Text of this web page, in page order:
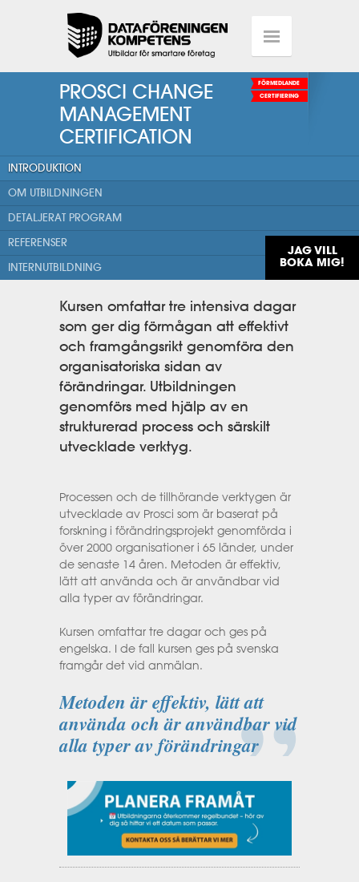
PROSCI CHANGE
MANAGEMENT
CERTIFICATION
FÖRMEDLANDE
CERTIFIERING
INTRODUKTION
OM UTBILDNINGEN
DETALJERAT PROGRAM
REFERENSER
INTERNUTBILDNING
JAG VILL
BOKA MIG!
Kursen omfattar tre intensiva dagar
som ger dig förmågan att effektivt
och framgångsrikt genomföra den
organisatoriska sidan av
förändringar. Utbildningen
genomförs med hjälp av en
strukturerad process och särskilt
utvecklade verktyg.
Processen och de tillhörande verktygen är
utvecklade av Prosci som är baserat på
forskning i förändringsprojekt genomförda i
över 2000 organisationer i 65 länder, under
de senaste 14 åren. Metoden är effektiv,
lätt att använda och är användbar vid
alla typer av förändringar.
Kursen omfattar tre dagar och ges på
engelska. I de fall kursen ges på svenska
framgår det vid anmälan.
Metoden är effektiv, lätt att
använda och är användbar vid
alla typer av förändringar